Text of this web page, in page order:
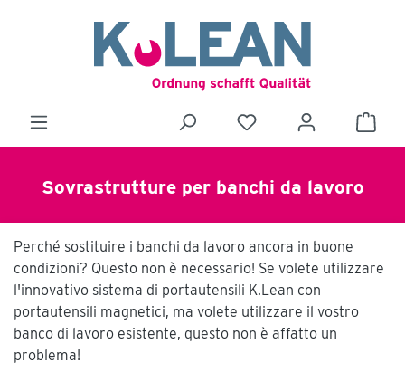
Sovrastrutture per banchi da lavoro
Perché sostituire i banchi da lavoro ancora in buone
condizioni? Questo non è necessario! Se volete utilizzare
l'innovativo sistema di portautensili K.Lean con
portautensili magnetici, ma volete utilizzare il vostro
banco di lavoro esistente, questo non è affatto un
problema!